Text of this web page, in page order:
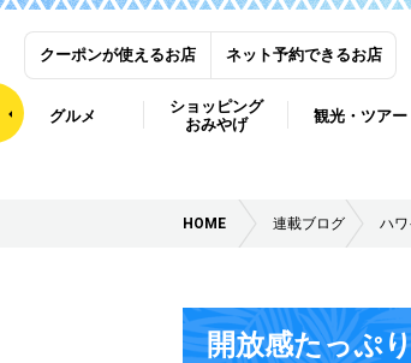
クーポンが使えるお店 ネット予約できるお店
グルメ
ショッピング
おみやげ
観光・ツアー
HOME 連載ブログ ハワ
開放感たっぷ